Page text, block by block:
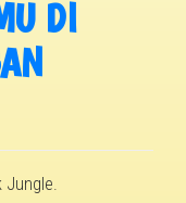
DI
Jungle.